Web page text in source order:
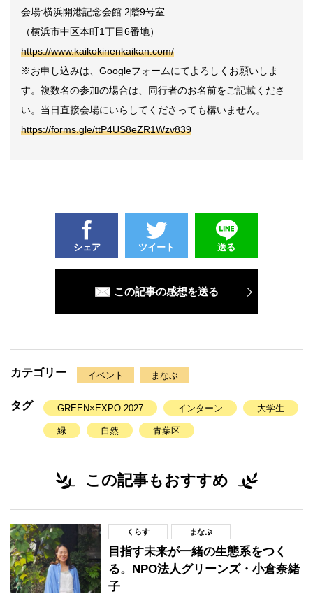
会場:横浜開港記念会館 2階9号室
（横浜市中区本町1丁目6番地）
https://www.kaikokinenkaikan.com/
※お申し込みは、Googleフォームにてよろしくお願いしま
す。複数名の参加の場合は、同行者のお名前をご記載くださ
い。当日直接会場にいらしてくださっても構いません。
https://forms.gle/ttP4US8eZR1Wzv839
シェア ツイート 送る
この記事の感想を送る
カテゴリー イベント まなぶ
タグ GREEN×EXPO 2027 インターン 大学生
緑 自然 青葉区
この記事もおすすめ
くらす まなぶ
目指す未来が一緒の生態系をつく
る。NPO法人グリーンズ・小倉奈緒
子